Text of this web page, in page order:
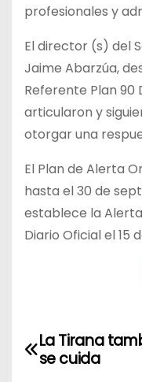
profesionales y
El director (s) del
Jaime Abarzúa,
Referente Plan 90
articularon y
otorgar una
El Plan de Alerta
hasta el 30 de
establece la
Diario Oficial el 15
aLa Tirana
se cuida